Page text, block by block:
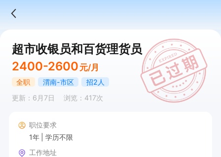
超市收银员和百货理货员
2400-2600 元/月
全职 渭南-市区
招2人
更新：6月7日
浏览：417次
职位要求
1年
学历不限
工作地址